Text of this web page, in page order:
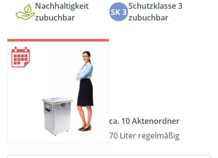
Nachhaltigkeit
zubuchbar
Schutzklasse 3
zubuchbar
ca. 10 Aktenordner
70 Liter regelmäßig